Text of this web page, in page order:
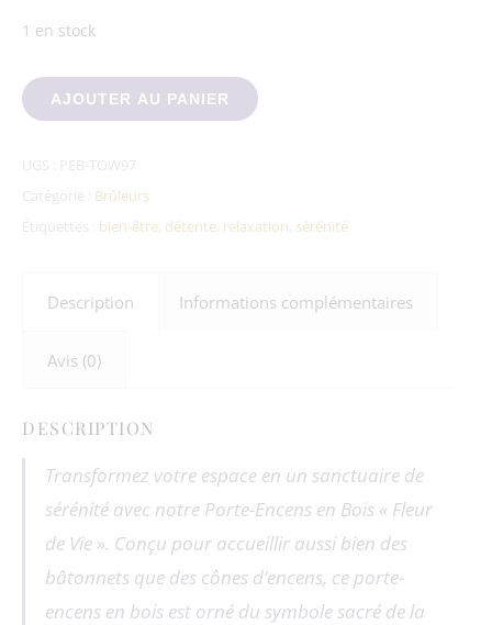
1 en stock
quantité de Porte-Encens Bois Fleur de Vie
AJOUTER AU PANIER
UGS :
PEB-TOW97
Catégorie : Brûleurs
bien-être détente relaxation sérénité
Description Informations complémentaires
Avis (0)
DESCRIPTION
Transformez votre espace en un sanctuaire de
sérénité avec notre Porte-Encens en Bois « Fleur
de Vie ». Conçu pour accueillir aussi bien des
bâtonnets que des cônes d’encens, ce porte-
encens en bois est orné du symbole sacré de la